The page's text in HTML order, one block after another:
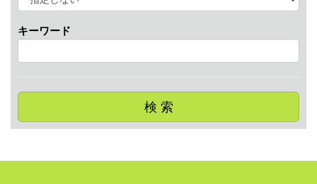
キーワード
検 索